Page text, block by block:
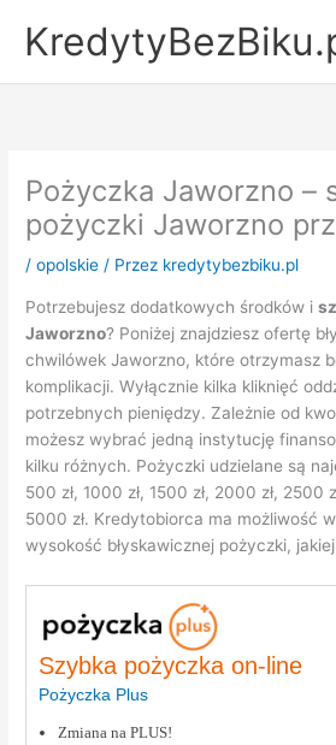
Pożyczka Jaworzno –
pożyczki Jaworzno
/opolskie / Przez kredytybezbiku.pl
Potrzebujesz dodatkowych środków i
Jaworzno? Poniżej znajdziesz ofertę
chwilówek Jaworzno, które otrzymasz
komplikacji. Wyłącznie kilka kliknięć
potrzebnych pieniędzy. Zależnie od
możesz wybrać jedną instytucję
kilku różnych. Pożyczki udzielane są
500 zł, 1000 zł, 1500 zł, 2000 zł, 2500
5000 zł. Kredytobiorca ma możliwość
wysokość błyskawicznej pożyczki,
Szybka pożyczka on-line
Pożyczka Plus
Zmiana na PLUS!